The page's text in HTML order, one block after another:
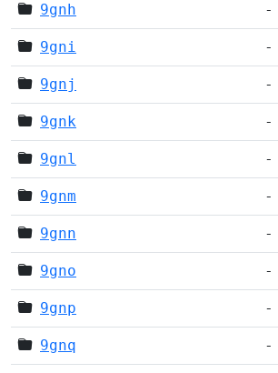
9gnh -
9gni -
9gnj -
9gnk -
9gnl -
9gnm -
9gnn -
9gno -
9gnp -
9gnq -